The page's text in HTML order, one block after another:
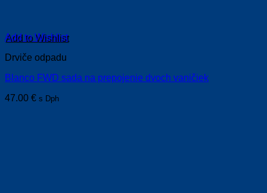
Add to Wishlist
Drviče odpadu
Blanco FWD sada na prepojenie dvoch vaničiek
47.00 € s Dph